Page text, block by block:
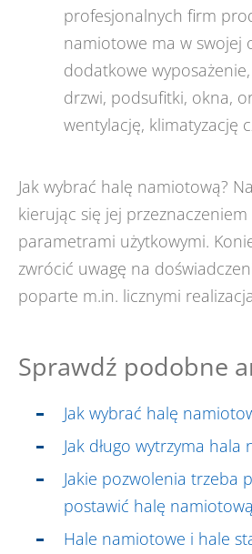
profesjonalnych firm
namiotowe ma w swojej
dodatkowe
drzwi, podsufitki, okna,
wentylację, klimatyzację
Jak wybrać halę namiotową?
kierując się jej
parametrami użytkowymi.
zwrócić uwagę na
poparte m.in. licznymi
Sprawdź podobne
Jak wybrać halę
Jak długo wytrzyma hala
Jakie pozwolenia trzeba
postawić halę
Hale namiotowe i hale